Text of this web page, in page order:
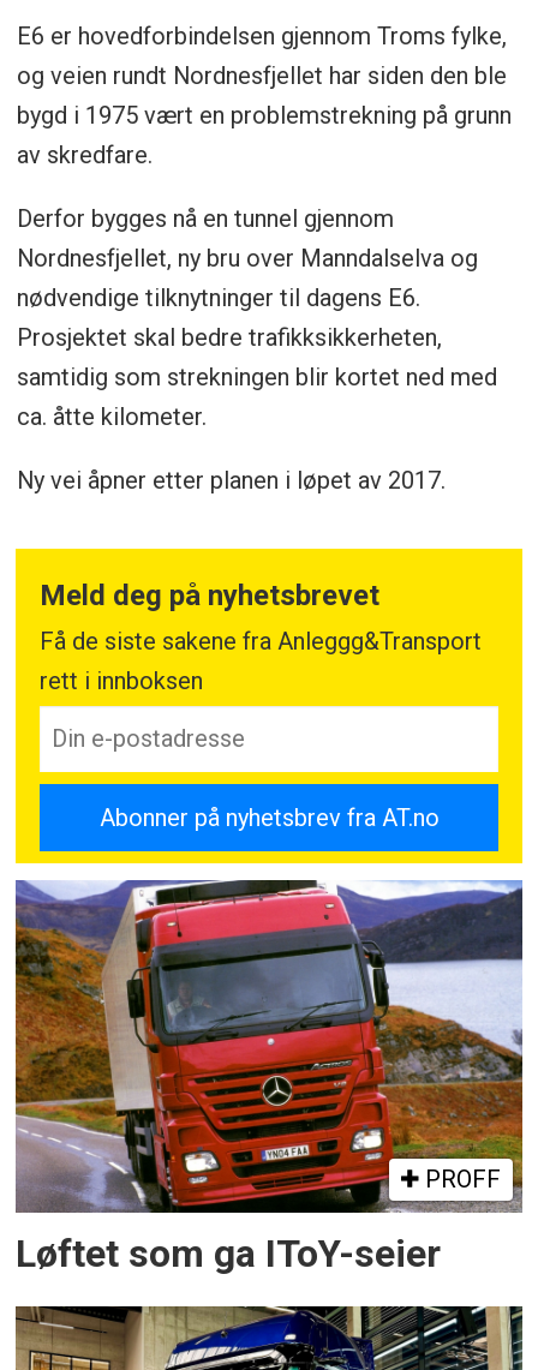
E6 er hovedforbindelsen gjennom Troms fylke,
og veien rundt Nordnesfjellet har siden den ble
bygd i 1975 vært en problemstrekning på grunn
av skredfare.
Derfor bygges nå en tunnel gjennom
Nordnesfjellet, ny bru over Manndalselva og
nødvendige tilknytninger til dagens E6.
Prosjektet skal bedre trafikksikkerheten,
samtidig som strekningen blir kortet ned med
ca. åtte kilometer.
Ny vei åpner etter planen i løpet av 2017.
Meld deg på nyhetsbrevet
Få de siste sakene fra Anleggg&Transport
rett i innboksen
PROFF
Løftet som ga IToY-seier